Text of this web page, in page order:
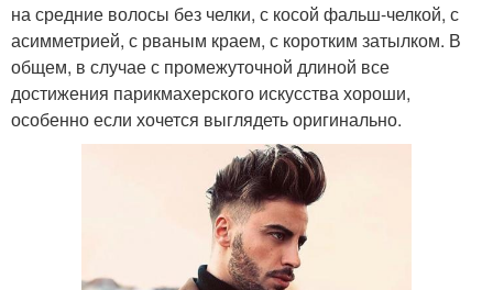
на средние волосы без челки, с косой фальш-челкой, с
асимметрией, с рваным краем, с коротким затылком. В
общем, в случае с промежуточной длиной все
достижения парикмахерского искусства хороши,
особенно если хочется выглядеть оригинально.